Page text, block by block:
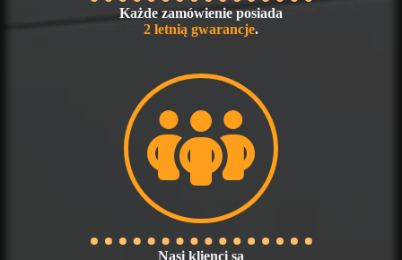
Każde zamówienie posiada
2 letnią gwarancje.
Nasi klienci są